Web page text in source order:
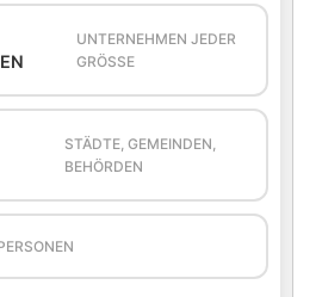
UNTERNEHMEN JEDER
GRÖSSE
STÄDTE, GEMEINDEN,
BEHÖRDEN